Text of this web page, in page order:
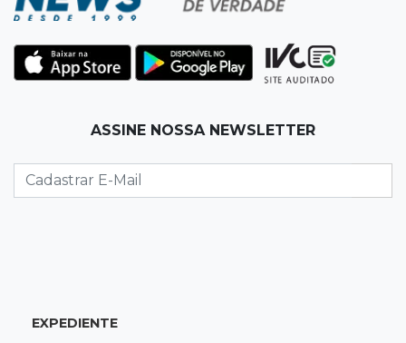
11:37 Recomposição de fundo
dívida da prefeitura com previdência
Polícia fecha laboratório clandestino de
Rapaz é executado a tiros após apostar R$ 31
ASSINE NOSSA NEWSLETTER
EXPEDIENTE